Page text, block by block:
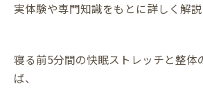
実体験や専門知識をもとに詳しく解説
寝る前5分間の快眠ストレッチと整体
ば、